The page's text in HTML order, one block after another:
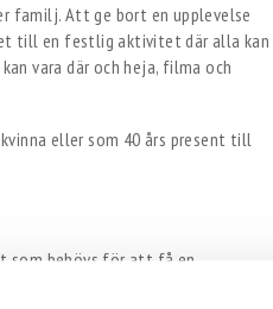
familj. Att ge bort en upplevelse
till en festlig aktivitet där alla kan
vara där och heja, filma och
som behövs för att få en